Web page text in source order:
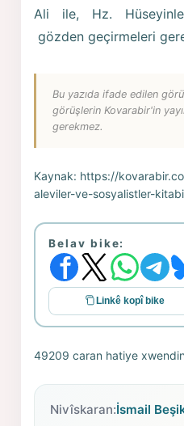
Ali ile, Hz.
gözden geçirmeleri
Bu yazıda ifade edilen
görüşlerin Kovarabir'in
gerekmez.
Kaynak: https://
aleviler-ve-sosyalistler-
Belav bike:
Linkê kopî bike
49209 caran hatiye
Nivîskaran:İsmail